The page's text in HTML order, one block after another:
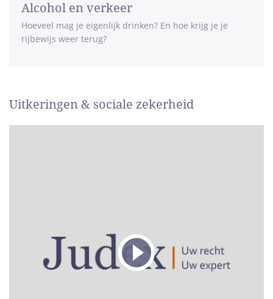
Alcohol en verkeer
Hoeveel mag je eigenlijk drinken? En hoe krijg je je
rijbewijs weer terug?
Uitkeringen & sociale zekerheid